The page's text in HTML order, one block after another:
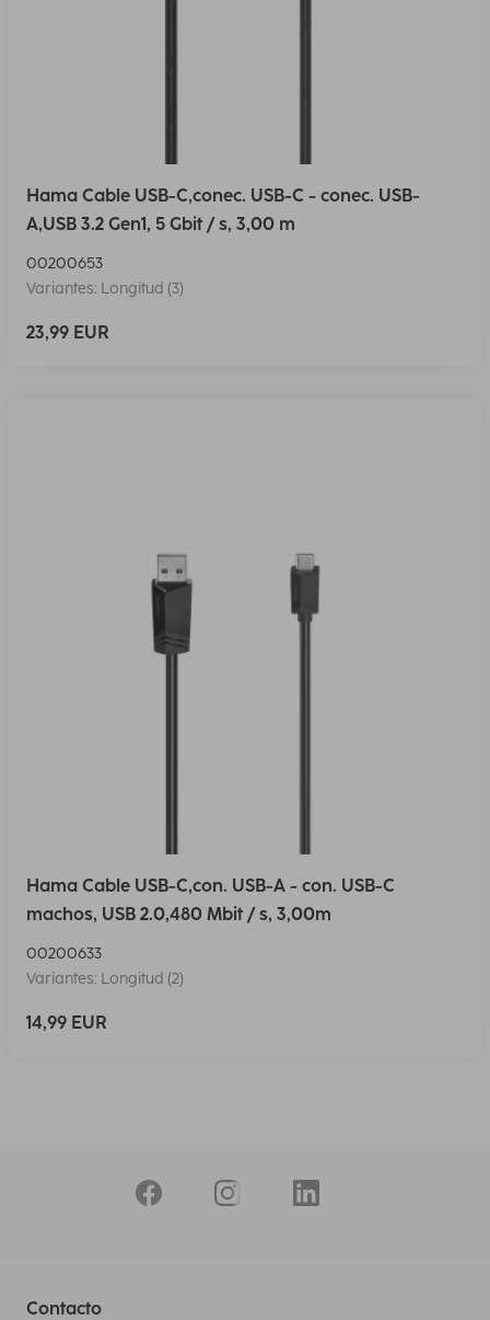
Hama Cable USB-C,conec. USB-C - conec. USB-
A,USB 3.2 Gen1, 5 Gbit / s, 3,00 m
00200653
Variantes: Longitud (3)
23,99 EUR
Hama Cable USB-C,con. USB-A - con. USB-C
machos, USB 2.0,480 Mbit / s, 3,00m
00200633
Variantes: Longitud (2)
14,99 EUR
Contacto